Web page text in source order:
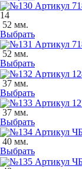
14
52 мм.
Выбрать
52 мм.
Выбрать
37 мм.
Выбрать
37 мм.
Выбрать
40 мм.
Выбрать